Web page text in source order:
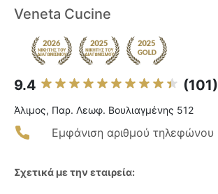
Veneta Cucine
9.4 (101)
Άλιμος, Παρ. Λεωφ. Βουλιαγμένης 512
Εμφάνιση αριθμού τηλεφώνου
Σχετικά με την εταιρεία: